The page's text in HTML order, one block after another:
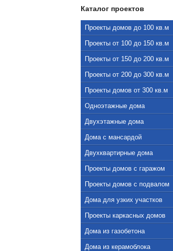
Каталог проектов
Проекты домов до 100 кв.м
Проекты от 100 до 150 кв.м
Проекты от 150 до 200 кв.м
Проекты от 200 до 300 кв.м
Проекты домов от 300 кв.м
Одноэтажные дома
Двухэтажные дома
Дома с мансардой
Двухквартирные дома
Проекты домов с гаражом
Проекты домов с подвалом
Дома для узких участков
Проекты каркасных домов
Дома из газобетона
Дома из керамоблока